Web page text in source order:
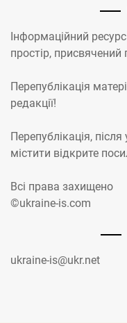
Інформаційний
простір,
Перепублікація
редакції!
Перепублікація,
містити відкрите
Всі права захищено
©ukraine-is.com
ukraine-is@ukr.net